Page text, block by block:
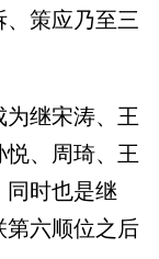
策应乃至三
继宋涛、王
、周琦、王
同时也是继
第六顺位之后